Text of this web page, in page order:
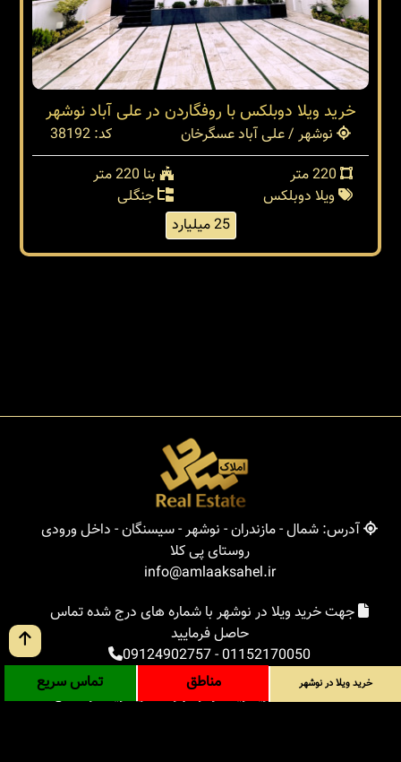
خرید ویلا دوبلکس با روفگاردن در علی آباد نوشهر
نوشهر / علی آباد عسگرخان
کد: 38192
بنا 220 متر
ویلا دوبلکس
جنگلی
25 میلیارد
آدرس: شمال - مازندران - نوشهر - سیسنگان - داخل ورودی
روستای پی کلا
info@amlaaksahel.ir
جهت خرید ویلا در نوشهر با شماره های درج شده تماس
حاصل فرمایید
01152170050
-
09124902757
املاک ساحل
خرید ویلا در نوشهر
خرید ویلا در شمال
خرید ویلا در نوشهر مناطق تماس سریع